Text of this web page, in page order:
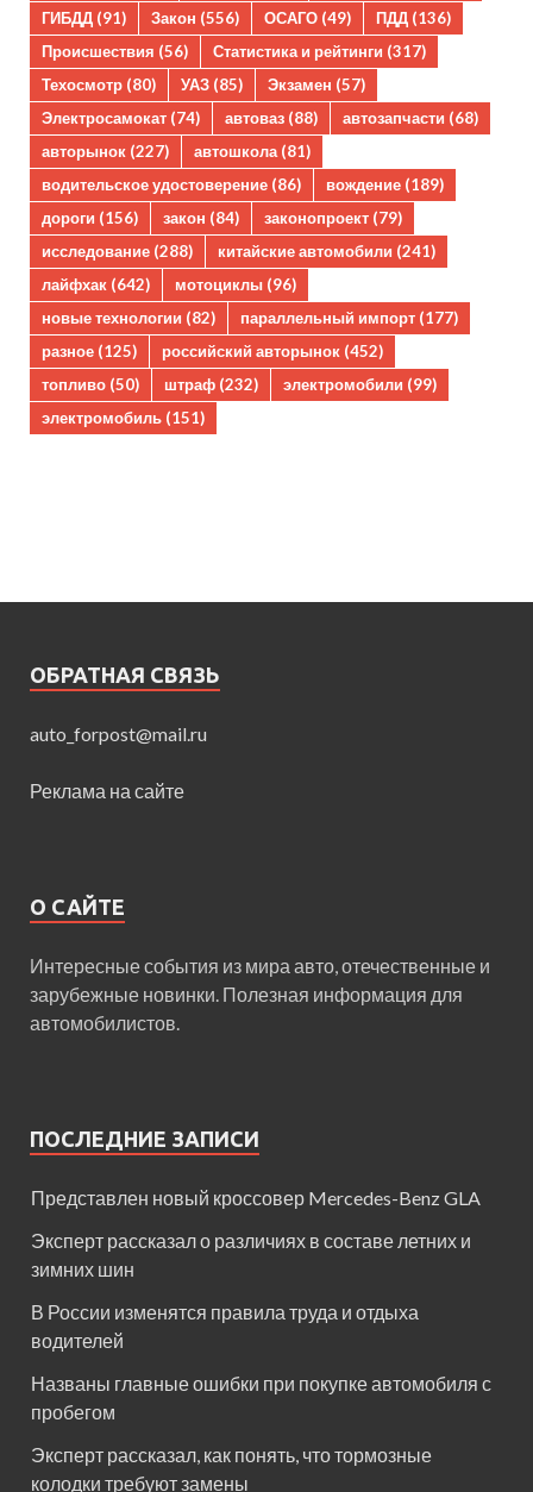
ГИБДД (91) Закон (556) ОСАГО (49) ПДД (136)
Происшествия (56) Статистика и рейтинги (317)
Техосмотр (80) УАЗ (85) Экзамен (57)
Электросамокат (74) автоваз (88) автозапчасти (68)
авторынок (227) автошкола (81)
водительское удостоверение (86) вождение (189)
дороги (156) закон (84) законопроект (79)
исследование (288) китайские автомобили (241)
лайфхак (642) мотоциклы (96)
новые технологии (82) параллельный импорт (177)
разное (125) российский авторынок (452)
топливо (50) штраф (232) электромобили (99)
электромобиль (151)
ОБРАТНАЯ СВЯЗЬ
auto_forpost@mail.ru
Реклама на сайте
О САЙТЕ
Интересные события из мира авто, отечественные и
зарубежные новинки. Полезная информация для
автомобилистов.
ПОСЛЕДНИЕ ЗАПИСИ
Представлен новый кроссовер Mercedes-Benz GLA
Эксперт рассказал о различиях в составе летних и
зимних шин
В России изменятся правила труда и отдыха
водителей
Названы главные ошибки при покупке автомобиля с
пробегом
Эксперт рассказал, как понять, что тормозные
колодки требуют замены